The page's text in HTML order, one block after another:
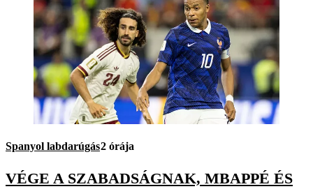
Spanyol labdarúgás2 órája
VÉGE A SZABADSÁGNAK, MBAPPÉ ÉS